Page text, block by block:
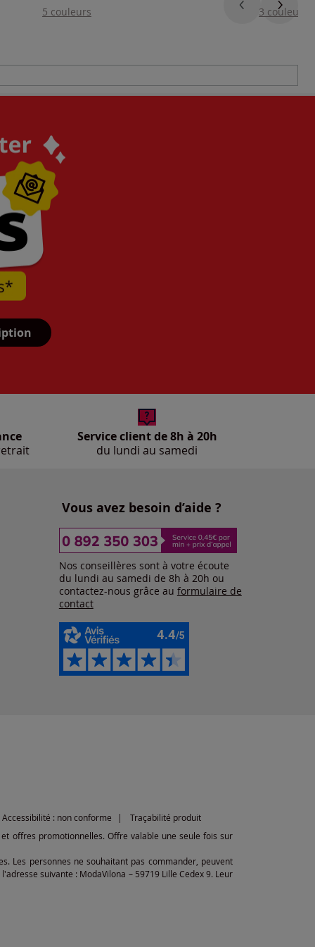
5 couleurs 3 couleurs
Service client de 8h à 20h
du lundi au samedi
Vous avez besoin d’aide ?
Nos conseillères sont à votre écoute
du lundi au samedi de 8h à 20h ou
contactez-nous grâce au formulaire de
contact
Accessibilité : non conforme
Traçabilité produit
offres promotionnelles. Offre valable une seule fois sur
Les personnes ne souhaitant pas commander, peuvent
suivante : ModaVilona – 59719 Lille Cedex 9. Leur